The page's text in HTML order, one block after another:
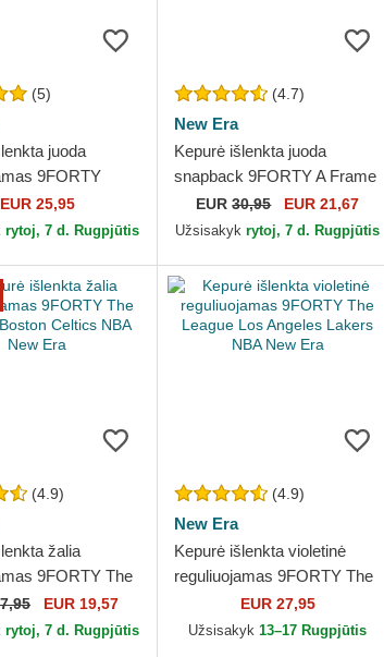
(5)
juoda
9FORTY
Chicago Bulls NBA
EUR 25,95
rytoj, 7 d. Rugpjūtis
(4.7)
New Era
Kepurė išlenkta juoda
snapback 9FORTY A Frame
Tonal Chicago Bulls NBA
New Era
EUR30,95 EUR 21,67
Užsisakykrytoj, 7 d. Rugpjūtis
(4.9)
žalia
9FORTY The
Celtics NBA
EUR 19,57
rytoj, 7 d. Rugpjūtis
(4.9)
New Era
Kepurė išlenkta violetinė
reguliuojamas 9FORTY The
League Los Angeles Lakers
NBA New Era
EUR 27,95
Užsisakyk13–17 Rugpjūtis